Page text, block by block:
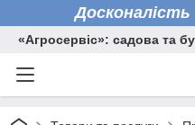
Досконалість
«Агросервіс»: садова та